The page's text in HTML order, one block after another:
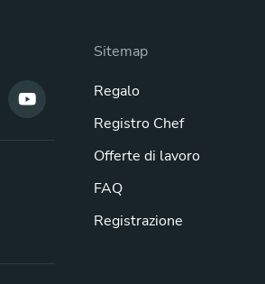
Sitemap
Regalo
Registro Chef
Offerte di lavoro
FAQ
Registrazione